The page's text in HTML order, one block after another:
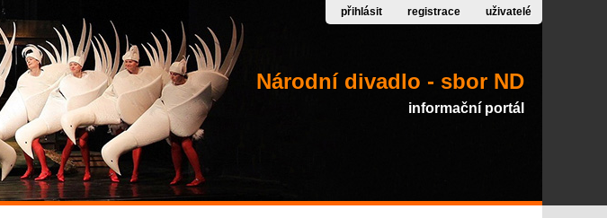
přihlásit registrace uživatelé
Národní divadlo - sbor ND
informační portál